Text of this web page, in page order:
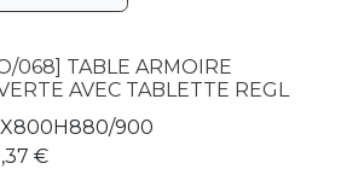
068] TABLE ARMOIRE
AVEC TABLETTE REGL
900
€